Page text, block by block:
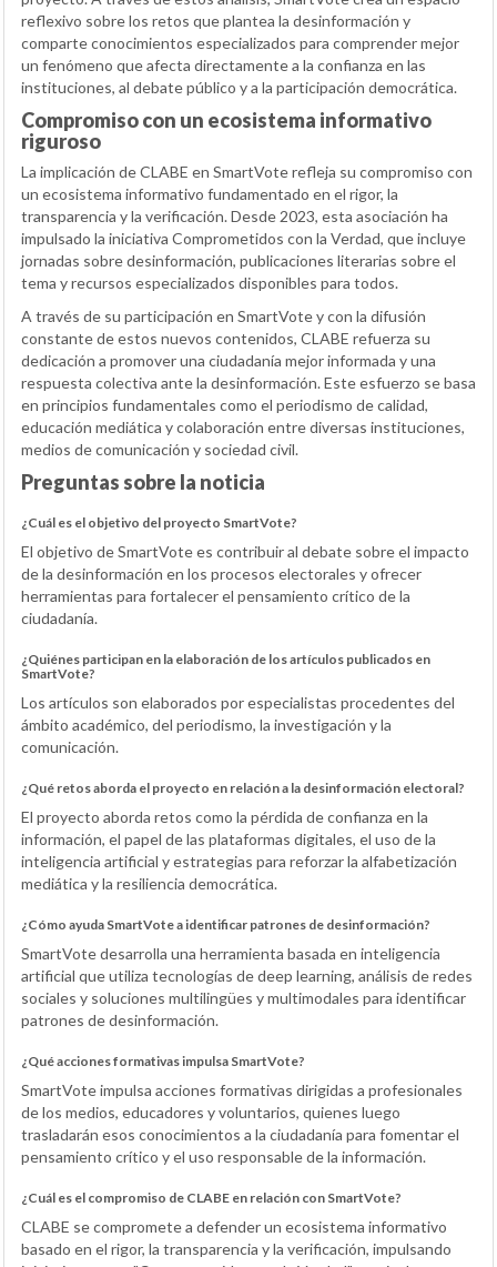
reflexivo sobre los retos que plantea la desinformación y
comparte conocimientos especializados para comprender mejor
un fenómeno que afecta directamente a la confianza en las
instituciones, al debate público y a la participación democrática.
Compromiso con un ecosistema informativo
riguroso
La implicación de CLABE en SmartVote refleja su compromiso con
un ecosistema informativo fundamentado en el rigor, la
transparencia y la verificación. Desde 2023, esta asociación ha
impulsado la iniciativa Comprometidos con la Verdad, que incluye
jornadas sobre desinformación, publicaciones literarias sobre el
tema y recursos especializados disponibles para todos.
A través de su participación en SmartVote y con la difusión
constante de estos nuevos contenidos, CLABE refuerza su
dedicación a promover una ciudadanía mejor informada y una
respuesta colectiva ante la desinformación. Este esfuerzo se basa
en principios fundamentales como el periodismo de calidad,
educación mediática y colaboración entre diversas instituciones,
medios de comunicación y sociedad civil.
Preguntas sobre la noticia
¿Cuál es el objetivo del proyecto SmartVote?
El objetivo de SmartVote es contribuir al debate sobre el impacto
de la desinformación en los procesos electorales y ofrecer
herramientas para fortalecer el pensamiento crítico de la
ciudadanía.
¿Quiénes participan en la elaboración de los artículos publicados en
SmartVote?
Los artículos son elaborados por especialistas procedentes del
ámbito académico, del periodismo, la investigación y la
comunicación.
¿Qué retos aborda el proyecto en relación a la desinformación electoral?
El proyecto aborda retos como la pérdida de confianza en la
información, el papel de las plataformas digitales, el uso de la
inteligencia artificial y estrategias para reforzar la alfabetización
mediática y la resiliencia democrática.
¿Cómo ayuda SmartVote a identificar patrones de desinformación?
SmartVote desarrolla una herramienta basada en inteligencia
artificial que utiliza tecnologías de deep learning, análisis de redes
sociales y soluciones multilingües y multimodales para identificar
patrones de desinformación.
¿Qué acciones formativas impulsa SmartVote?
SmartVote impulsa acciones formativas dirigidas a profesionales
de los medios, educadores y voluntarios, quienes luego
trasladarán esos conocimientos a la ciudadanía para fomentar el
pensamiento crítico y el uso responsable de la información.
¿Cuál es el compromiso de CLABE en relación con SmartVote?
CLABE se compromete a defender un ecosistema informativo
basado en el rigor, la transparencia y la verificación, impulsando